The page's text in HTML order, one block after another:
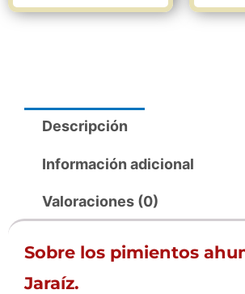
Descripción
Información adicional
Valoraciones (0)
Sobre los pimientos
Jaraíz.